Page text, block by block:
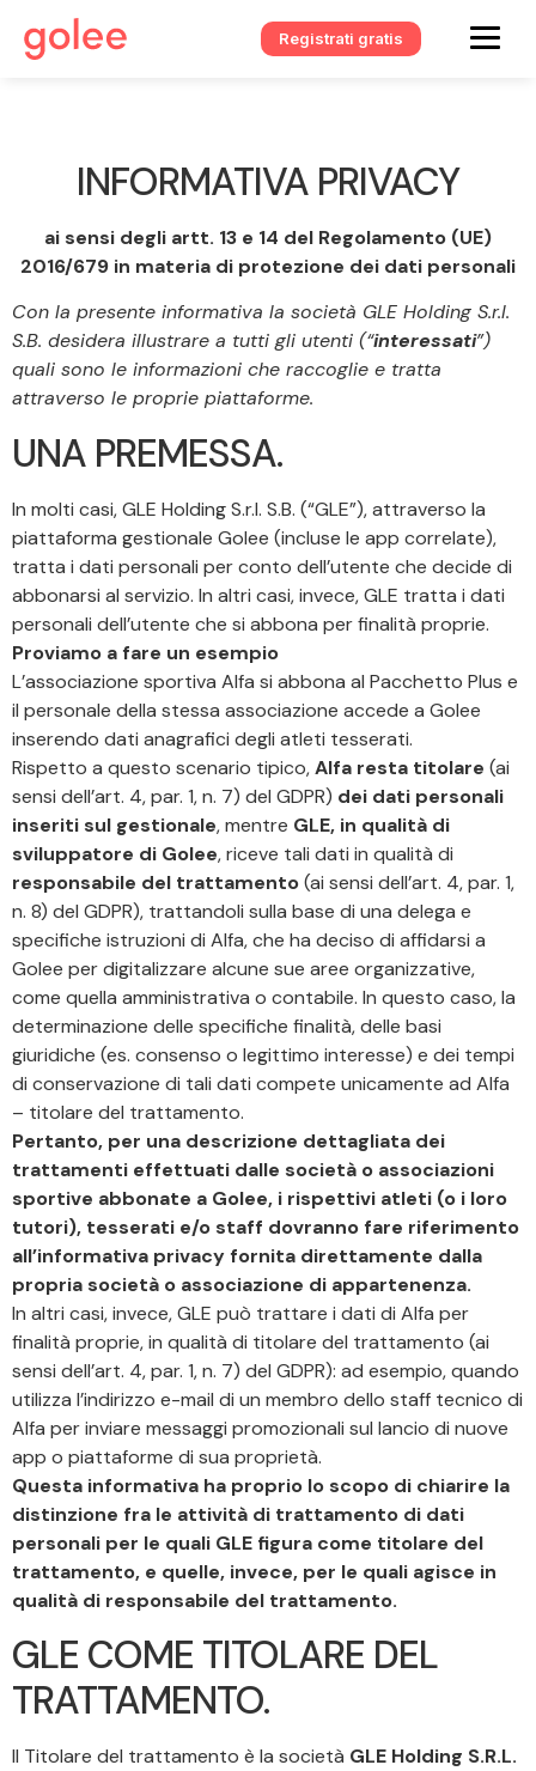
Registrati gratis
INFORMATIVA PRIVACY
ai sensi degli artt. 13 e 14 del Regolamento (UE)
2016/679 in materia di protezione dei dati personali
Con la presente informativa la società GLE Holding S.r.l.
S.B. desidera illustrare a tutti gli utenti (“interessati”)
quali sono le informazioni che raccoglie e tratta
attraverso le proprie piattaforme.
UNA PREMESSA.
In molti casi, GLE Holding S.r.l. S.B. (“GLE”), attraverso la
piattaforma gestionale Golee (incluse le app correlate),
tratta i dati personali per conto dell’utente che decide di
abbonarsi al servizio. In altri casi, invece, GLE tratta i dati
personali dell’utente che si abbona per finalità proprie.
Proviamo a fare un esempio
L’associazione sportiva Alfa si abbona al Pacchetto Plus e
il personale della stessa associazione accede a Golee
inserendo dati anagrafici degli atleti tesserati.
Rispetto a questo scenario tipico,Alfa resta titolare (ai
sensi dell’art. 4, par. 1, n. 7) del GDPR) dei dati personali
inseriti sul gestionale, mentre GLE, in qualità di
sviluppatore di Golee, riceve tali dati in qualità di
responsabile del trattamento(ai sensi dell’art. 4, par. 1,
n. 8) del GDPR), trattandoli sulla base di una delega e
specifiche istruzioni di Alfa, che ha deciso di affidarsi a
Golee per digitalizzare alcune sue aree organizzative,
come quella amministrativa o contabile. In questo caso, la
determinazione delle specifiche finalità, delle basi
giuridiche (es. consenso o legittimo interesse) e dei tempi
di conservazione di tali dati compete unicamente ad Alfa
– titolare del trattamento.
Pertanto, per una descrizione dettagliata dei
trattamenti effettuati dalle società o associazioni
sportive abbonate a Golee, i rispettivi atleti (o i loro
tutori), tesserati e/o staff dovranno fare riferimento
all’informativa privacy fornita direttamente dalla
propria società o associazione di appartenenza.
In altri casi, invece, GLE può trattare i dati di Alfa per
finalità proprie, in qualità di titolare del trattamento (ai
sensi dell’art. 4, par. 1, n. 7) del GDPR): ad esempio, quando
utilizza l’indirizzo e-mail di un membro dello staff tecnico di
Alfa per inviare messaggi promozionali sul lancio di nuove
app o piattaforme di sua proprietà.
Questa informativa ha proprio lo scopo di chiarire la
distinzione fra le attività di trattamento di dati
personali per le quali GLE figura come titolare del
trattamento, e quelle, invece, per le quali agisce in
qualità di responsabile del trattamento.
GLE COME TITOLARE DEL
TRATTAMENTO.
Il Titolare del trattamento è la società GLE Holding S.R.L.